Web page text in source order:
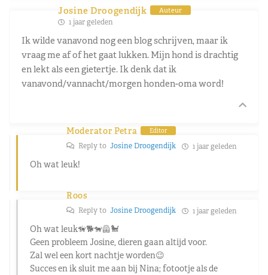
Josine Droogendijk Auteur
1 jaar geleden
Ik wilde vanavond nog een blog schrijven, maar ik
vraag me af of het gaat lukken. Mijn hond is drachtig
en lekt als een gietertje. Ik denk dat ik
vanavond/vannacht/morgen honden-oma word!
Moderator Petra Editor
Reply to Josine Droogendijk 1 jaar geleden
Oh wat leuk!
Roos
Reply to Josine Droogendijk 1 jaar geleden
Oh wat leuk🦮🐕🐕‍🦺🐩
Geen probleem Josine, dieren gaan altijd voor.
Zal wel een kort nachtje worden😉
Succes en ik sluit me aan bij Nina; fotootje als de